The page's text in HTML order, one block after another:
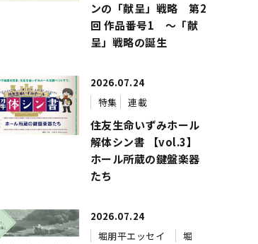
ンの「献呈」戦略 第2
回 作品番号1 ～「献
呈」戦略の誕生
2026.07.24
特集
連載
住友生命いずみホール
解体シン書 【vol.3】
ホール所蔵の鍵盤楽器
たち
2026.07.24
堀朋平エッセイ
堀